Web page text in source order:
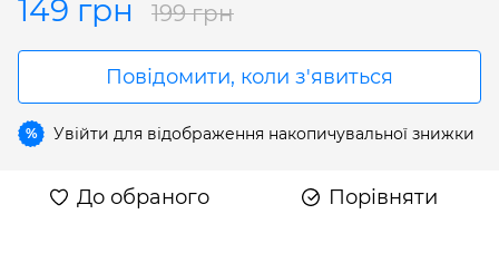
149 грн 199 грн
Повідомити, коли з'явиться
% Увійти для відображення накопичувальної знижки
До обраного Порівняти